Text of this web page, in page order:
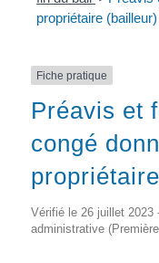
propriétaire (bailleur)
Fiche pratique
Préavis et
congé
Vérifié le 26 juillet 2023
administrative